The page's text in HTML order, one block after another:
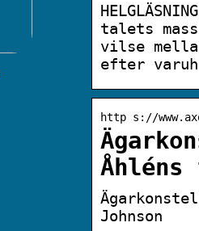
talets
vilse
efter
http s://
Johnson